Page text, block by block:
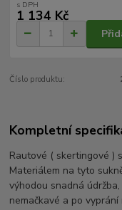
1 134 Kč
Číslo produktu:
Kompletní
Rautové ( skertingové )
Materiálem na tyto
výhodou snadná
nemačkavé a po